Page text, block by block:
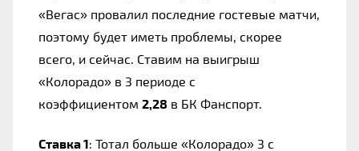
«Вегас» провалил последние гостевые матчи,
поэтому будет иметь проблемы, скорее
всего, и сейчас. Ставим на выигрыш
«Колорадо» в 3 периоде с
коэффициентом 2,28 в БК Фанспорт.
Ставка 1: Тотал больше «Колорадо» 3 с